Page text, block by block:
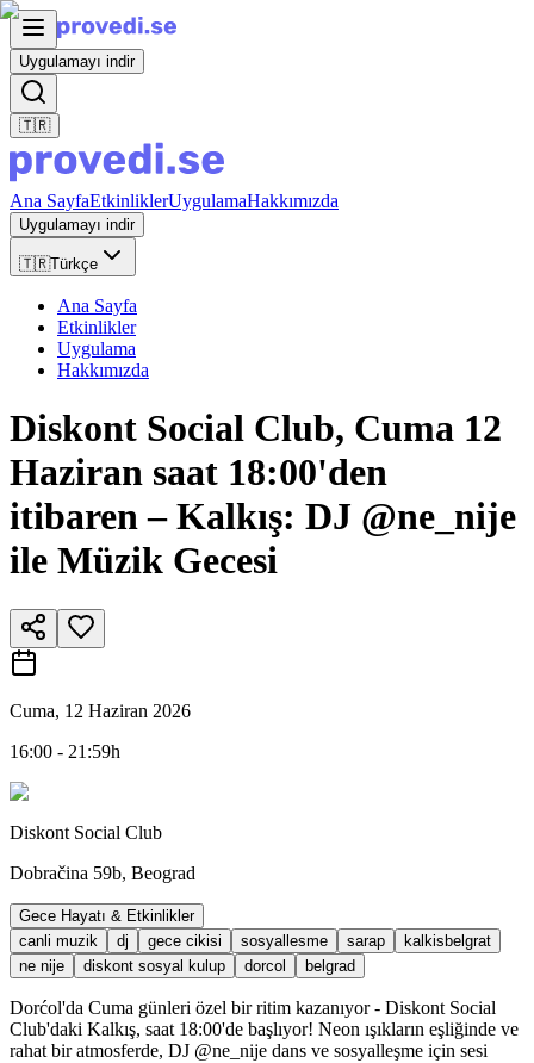
Uygulamayı indir
🇹🇷
Ana SayfaEtkinliklerUygulamaHakkımızda
Uygulamayı indir
🇹🇷Türkçe
Ana Sayfa
Etkinlikler
Uygulama
Hakkımızda
Diskont Social Club, Cuma 12
Haziran saat 18:00'den
itibaren – Kalkış: DJ @ne_nije
ile Müzik Gecesi
Cuma, 12 Haziran 2026
16:00 - 21:59h
Diskont Social Club
Dobračina 59b, Beograd
Gece Hayatı & Etkinlikler
canli muzik
dj gece cikisi sosyallesme sarap
kalkisbelgrat
ne nije
diskont sosyal kulup dorcol belgrad
Dorćol'da Cuma günleri özel bir ritim kazanıyor - Diskont Social
Club'daki Kalkış, saat 18:00'de başlıyor! Neon ışıkların eşliğinde ve
rahat bir atmosferde, DJ @ne_nije dans ve sosyalleşme için sesi